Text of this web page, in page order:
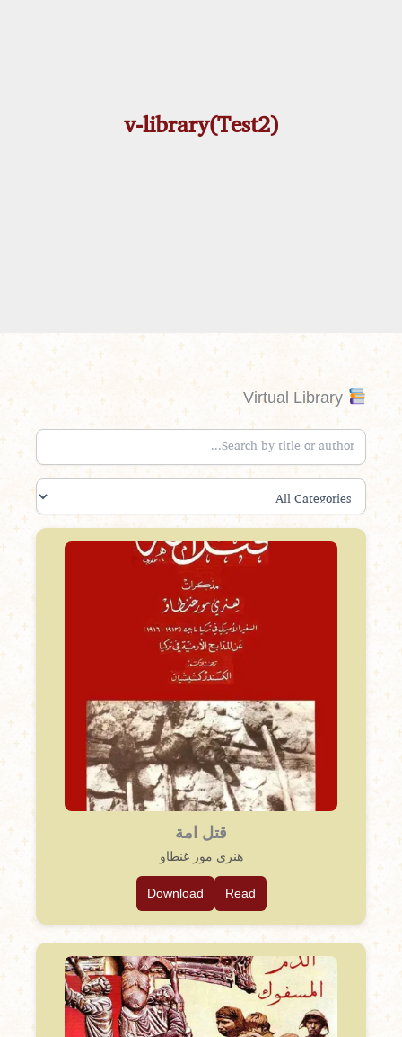
v-library(Test2)
قتل امة
هنري مور غنطاو
Read
Download